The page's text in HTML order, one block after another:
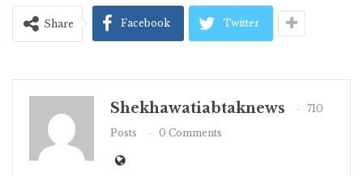
Share Facebook Twitter
Shekhawatiabtaknews
710
Posts
0 Comments